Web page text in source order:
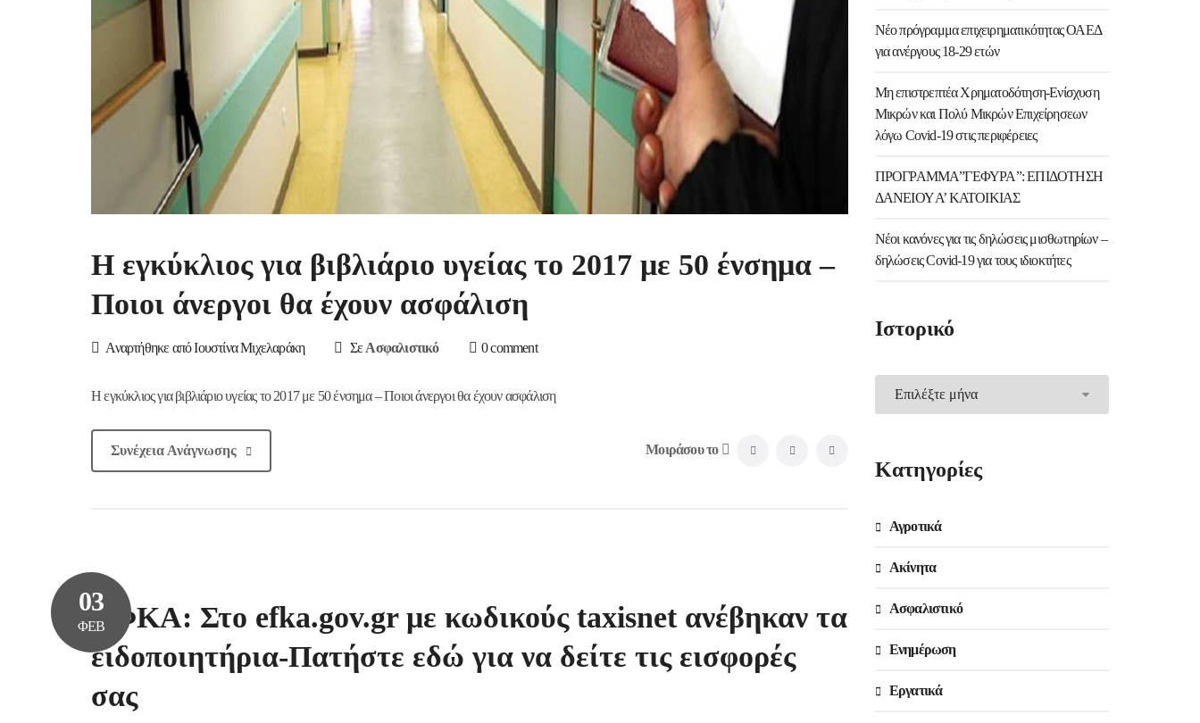
Η εγκύκλιος για βιβλιάριο υγείας το 2017 με 50 ένσημα –
Ποιοι άνεργοι θα έχουν ασφάλιση
Αναρτήθηκε από Ιουστίνα Μιχελαράκη Σε Ασφαλιστικό 0 comment
Η εγκύκλιος για βιβλιάριο υγείας το 2017 με 50 ένσημα – Ποιοι άνεργοι θα έχουν ασφάλιση
Συνέχεια Ανάγνωσης Μοιράσου το
03
ΦΕΒΕΦΚΑ: Στο efka.gov.gr με κωδικούς taxisnet ανέβηκαν τα
ειδοποιητήρια-Πατήστε εδώ για να δείτε τις εισφορές
σας
Νέο πρόγραμμα επιχειρηματικότητας ΟΑΕΔ
για ανέργους 18-29 ετών
Μη επιστρεπτέα Χρηματοδότηση-Ενίσχυση
Μικρών και Πολύ Μικρών Επιχείρησεων
λόγω Covid-19 στις περιφέρειες
ΠΡΟΓΡΑΜΜΑ”ΓΕΦΥΡΑ”: ΕΠΙΔΟΤΗΣΗ
ΔΑΝΕΙΟΥ Α’ ΚΑΤΟΙΚΙΑΣ
Νέοι κανόνες για τις δηλώσεις μισθωτηρίων –
δηλώσεις Covid-19 για τους ιδιοκτήτες
ΙστορικόΙστορικό
Kατηγορίες
Αγροτικά
Ακίνητα
Ασφαλιστικό
Ενημέρωση
Εργατικά